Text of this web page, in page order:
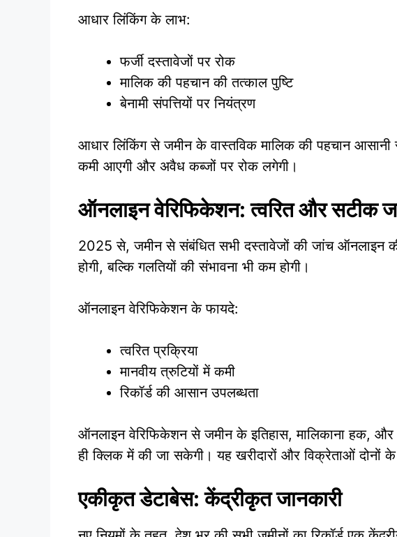
आधार लिंकिंग के लाभ:
फर्जी दस्तावेजों पर रोक
मालिक की पहचान की तत्काल पुष्टि
बेनामी संपत्तियों पर नियंत्रण
आधार लिंकिंग से जमीन के वास्तविक मालिक की पहचान
कमी आएगी और अवैध कब्जों पर रोक लगेगी।
ऑनलाइन वेरिफिकेशन: त्वरित और सटीक
2025 से, जमीन से संबंधित सभी दस्तावेजों की जांच ऑनलाइन
होगी, बल्कि गलतियों की संभावना भी कम होगी।
ऑनलाइन वेरिफिकेशन के फायदे:
त्वरित प्रक्रिया
मानवीय त्रुटियों में कमी
रिकॉर्ड की आसान उपलब्धता
ऑनलाइन वेरिफिकेशन से जमीन के इतिहास, मालिकाना हक, और
ही क्लिक में की जा सकेगी। यह खरीदारों और विक्रेताओं दोनों के
एकीकृत डेटाबेस: केंद्रीकृत जानकारी